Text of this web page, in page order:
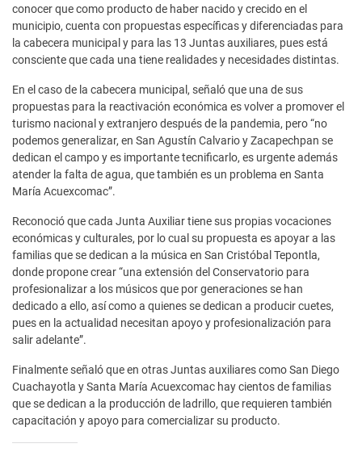
conocer que como producto de haber nacido y crecido en el
municipio, cuenta con propuestas específicas y diferenciadas para
la cabecera municipal y para las 13 Juntas auxiliares, pues está
consciente que cada una tiene realidades y necesidades distintas.
En el caso de la cabecera municipal, señaló que una de sus
propuestas para la reactivación económica es volver a promover el
turismo nacional y extranjero después de la pandemia, pero “no
podemos generalizar, en San Agustín Calvario y Zacapechpan se
dedican el campo y es importante tecnificarlo, es urgente además
atender la falta de agua, que también es un problema en Santa
María Acuexcomac”.
Reconoció que cada Junta Auxiliar tiene sus propias vocaciones
económicas y culturales, por lo cual su propuesta es apoyar a las
familias que se dedican a la música en San Cristóbal Tepontla,
donde propone crear “una extensión del Conservatorio para
profesionalizar a los músicos que por generaciones se han
dedicado a ello, así como a quienes se dedican a producir cuetes,
pues en la actualidad necesitan apoyo y profesionalización para
salir adelante”.
Finalmente señaló que en otras Juntas auxiliares como San Diego
Cuachayotla y Santa María Acuexcomac hay cientos de familias
que se dedican a la producción de ladrillo, que requieren también
capacitación y apoyo para comercializar su producto.